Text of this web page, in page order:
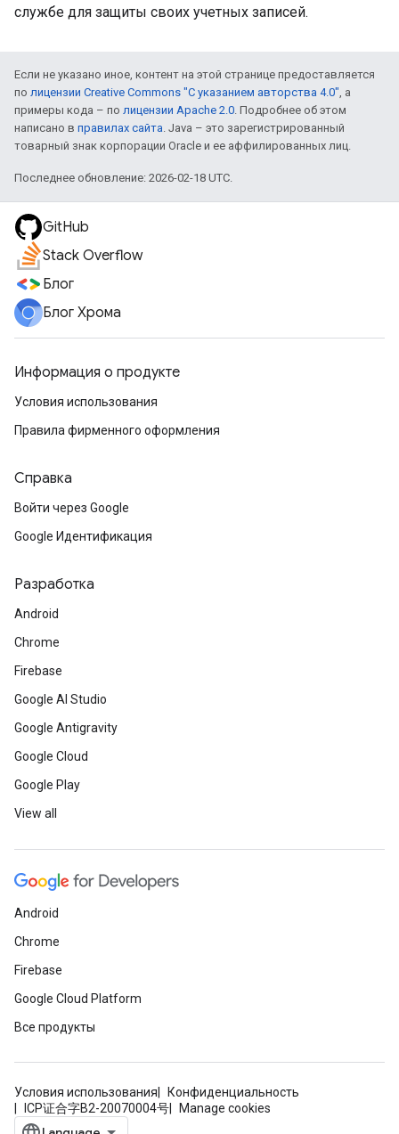
службе для защиты своих учетных записей.
Если не указано иное, контент на этой странице предоставляется
по лицензии Creative Commons "С указанием авторства 4.0", а
примеры кода – по лицензии Apache 2.0. Подробнее об этом
написано в правилах сайта. Java – это зарегистрированный
товарный знак корпорации Oracle и ее аффилированных лиц.
Последнее обновление: 2026-02-18 UTC.
GitHub
Stack Overflow
Блог
Блог Хрома
Информация о продукте
Условия использования
Правила фирменного оформления
Справка
Войти через Google
Google Идентификация
Разработка
Android
Chrome
Firebase
Google AI Studio
Google Antigravity
Google Cloud
Google Play
View all
Android
Chrome
Firebase
Google Cloud Platform
Все продукты
Условия использования
Конфиденциальность
ICP证合字B2-20070004号
Manage cookies